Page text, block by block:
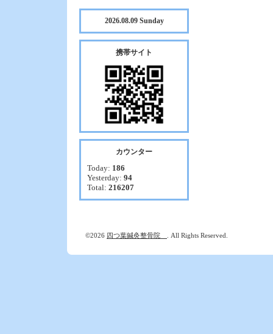
2026.08.09 Sunday
携帯サイト
カウンター
Today: 186
Yesterday: 94
Total: 216207
©2026 四つ葉鍼灸整骨院 . All Rights Reserved.